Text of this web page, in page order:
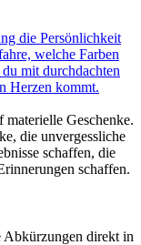
die Persönlichkeit
welche Farben
mit durchdachten
Herzen kommt.
materielle Geschenke.
die unvergessliche
schaffen, die
schaffen.
Abkürzungen direkt in